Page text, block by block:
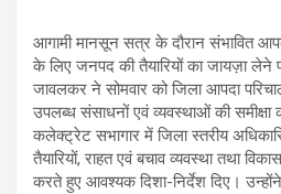
s
A
p
p
b
o
o
k
tt
er
n
g
er
आगामी मानसून सत्र के दौरान संभावित
के लिए जनपद की तैयारियों का जायज़ा लेने
जावलकर ने सोमवार को जिला आपदा
उपलब्ध संसाधनों एवं व्यवस्थाओं की
कलेक्ट्रेट सभागार में जिला स्तरीय
तैयारियों, राहत एवं बचाव व्यवस्था तथा
करते हुए आवश्यक दिशा-निर्देश दिए।